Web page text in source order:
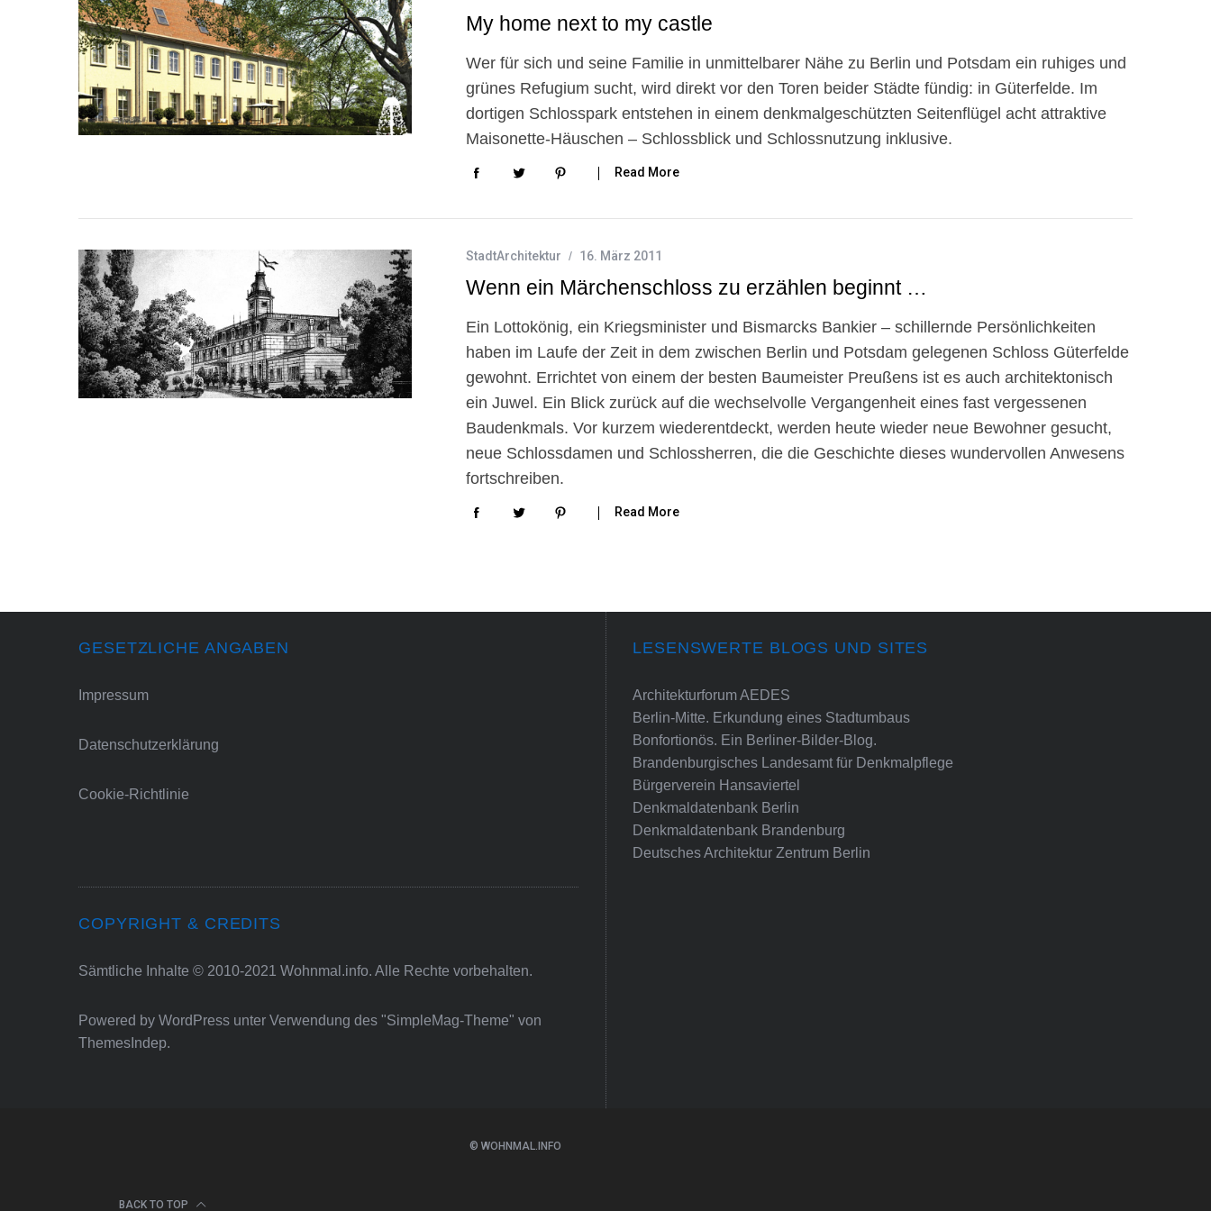
My home next to my castle
Wer für sich und seine Familie in unmittelbarer Nähe zu Berlin und Potsdam ein ruhiges und
grünes Refugium sucht, wird direkt vor den Toren beider Städte fündig: in Güterfelde. Im
dortigen Schlosspark entstehen in einem denkmalgeschützten Seitenflügel acht attraktive
Maisonette-Häuschen – Schlossblick und Schlossnutzung inklusive.
Read More
StadtArchitektur 16. März 2011
Wenn ein Märchenschloss zu erzählen beginnt …
Ein Lottokönig, ein Kriegsminister und Bismarcks Bankier – schillernde Persönlichkeiten
haben im Laufe der Zeit in dem zwischen Berlin und Potsdam gelegenen Schloss Güterfelde
gewohnt. Errichtet von einem der besten Baumeister Preußens ist es auch architektonisch
ein Juwel. Ein Blick zurück auf die wechselvolle Vergangenheit eines fast vergessenen
Baudenkmals. Vor kurzem wiederentdeckt, werden heute wieder neue Bewohner gesucht,
neue Schlossdamen und Schlossherren, die die Geschichte dieses wundervollen Anwesens
fortschreiben.
Read More
GESETZLICHE ANGABEN
Impressum
Datenschutzerklärung
Cookie-Richtlinie
COPYRIGHT & CREDITS
Sämtliche Inhalte © 2010-2021 Wohnmal.info. Alle Rechte vorbehalten.
Powered by WordPress unter Verwendung des "SimpleMag-Theme" von
ThemesIndep.
LESENSWERTE BLOGS UND SITES
Architekturforum AEDES
Berlin-Mitte. Erkundung eines Stadtumbaus
Bonfortionös. Ein Berliner-Bilder-Blog.
Brandenburgisches Landesamt für Denkmalpflege
Bürgerverein Hansaviertel
Denkmaldatenbank Berlin
Denkmaldatenbank Brandenburg
Deutsches Architektur Zentrum Berlin
© WOHNMAL.INFO
BACK TO TOP